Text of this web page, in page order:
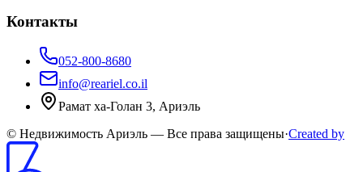
Контакты
052-800-8680
info@reariel.co.il
Рамат ха-Голан 3, Ариэль
© Недвижимость Ариэль — Все права защищены·Created by